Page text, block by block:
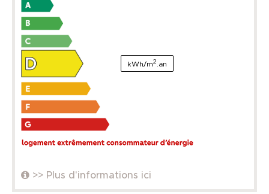
kWh/m2 .an
>> Plus d'informations ici